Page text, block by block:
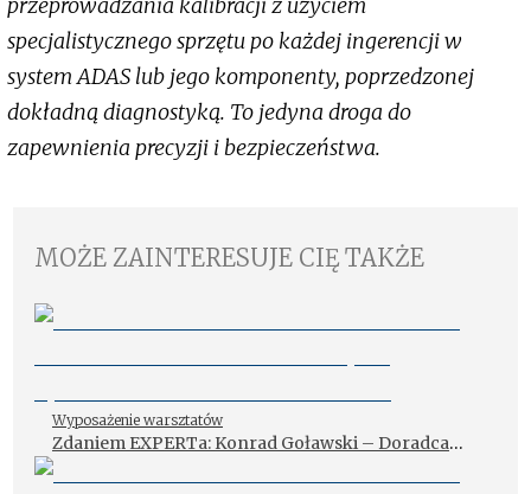
specjalistycznego sprzętu po każdej ingerencji w
system ADAS lub jego komponenty, poprzedzonej
dokładną diagnostyką. To jedyna droga do
zapewnienia precyzji i bezpieczeństwa.
MOŻE ZAINTERESUJE CIĘ TAKŻE
Wyposażenie warsztatów
Zdaniem EXPERTa: Konrad Goławski – Doradca
techniczno-handlowy ds. systemów ADAS w Hella